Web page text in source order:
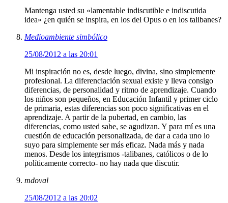
Mantenga usted su «lamentable indiscutible e indiscutida
idea» ¿en quién se inspira, en los del Opus o en los talibanes?
Medioambiente simbólico
25/08/2012 a las 20:01
Mi inspiración no es, desde luego, divina, sino simplemente
profesional. La diferenciación sexual existe y lleva consigo
diferencias, de personalidad y ritmo de aprendizaje. Cuando
los niños son pequeños, en Educación Infantil y primer ciclo
de primaria, estas diferencias son poco significativas en el
aprendizaje. A partir de la pubertad, en cambio, las
diferencias, como usted sabe, se agudizan. Y para mí es una
cuestión de educación personalizada, de dar a cada uno lo
suyo para simplemente ser más eficaz. Nada más y nada
menos. Desde los integrismos -talibanes, católicos o de lo
políticamente correcto- no hay nada que discutir.
mdoval
25/08/2012 a las 20:02